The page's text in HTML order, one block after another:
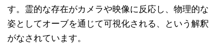
す。霊的な存在がカメラや映像に反応し、物理的な
姿としてオーブを通じて可視化される、という解釈
がなされています。